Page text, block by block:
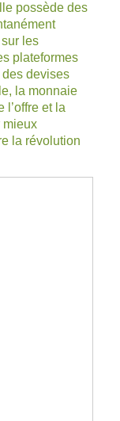
possède des
les
plateformes
des devises
la monnaie
l’offre et la
mieux
la révolution